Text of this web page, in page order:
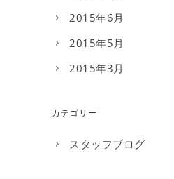
2015年6月
2015年5月
2015年3月
カテゴリー
スタッフブログ